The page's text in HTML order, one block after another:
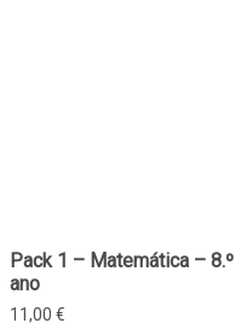
Pack 1 – Matemática – 8.º
ano
11,00 €